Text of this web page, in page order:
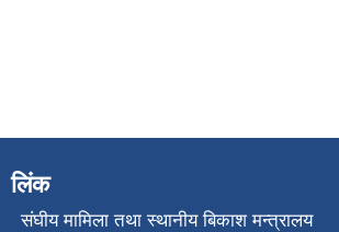
लिंक
संघीय मामिला तथा स्थानीय बिकाश मन्त्रालय